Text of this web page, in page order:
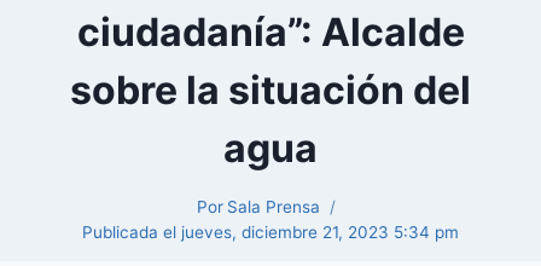
ciudadanía”: Alcalde
sobre la situación del
agua
Por Sala Prensa
Publicada el jueves, diciembre 21, 2023 5:34 pm